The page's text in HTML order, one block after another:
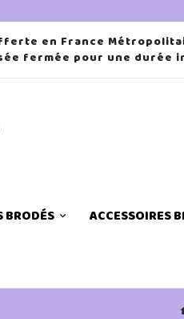
en France
fermée pour une durée
BRODÉS ACCESSOIRES